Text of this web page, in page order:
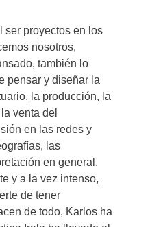
ser proyectos en los
nosotros,
también lo
pensar y diseñar la
la producción, la
venta del
en las redes y
las
en general.
y a la vez intenso,
de tener
de todo, Karlos ha